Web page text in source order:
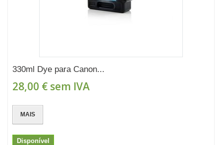
330ml Dye para Canon...
28,00 € sem IVA
MAIS
Disponível